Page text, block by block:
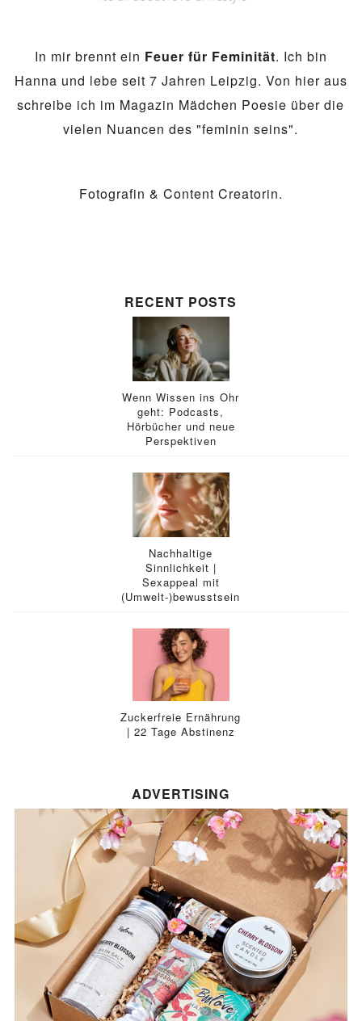
In mir brennt ein Feuer für Feminität. Ich bin
Hanna und lebe seit 7 Jahren Leipzig. Von hier aus
schreibe ich im Magazin Mädchen Poesie über die
vielen Nuancen des "feminin seins".
Fotografin & Content Creatorin.
RECENT POSTS
Wenn Wissen ins Ohr
geht: Podcasts,
Hörbücher und neue
Perspektiven
Nachhaltige
Sinnlichkeit |
Sexappeal mit
(Umwelt-)bewusstsein
Zuckerfreie Ernährung
| 22 Tage Abstinenz
ADVERTISING